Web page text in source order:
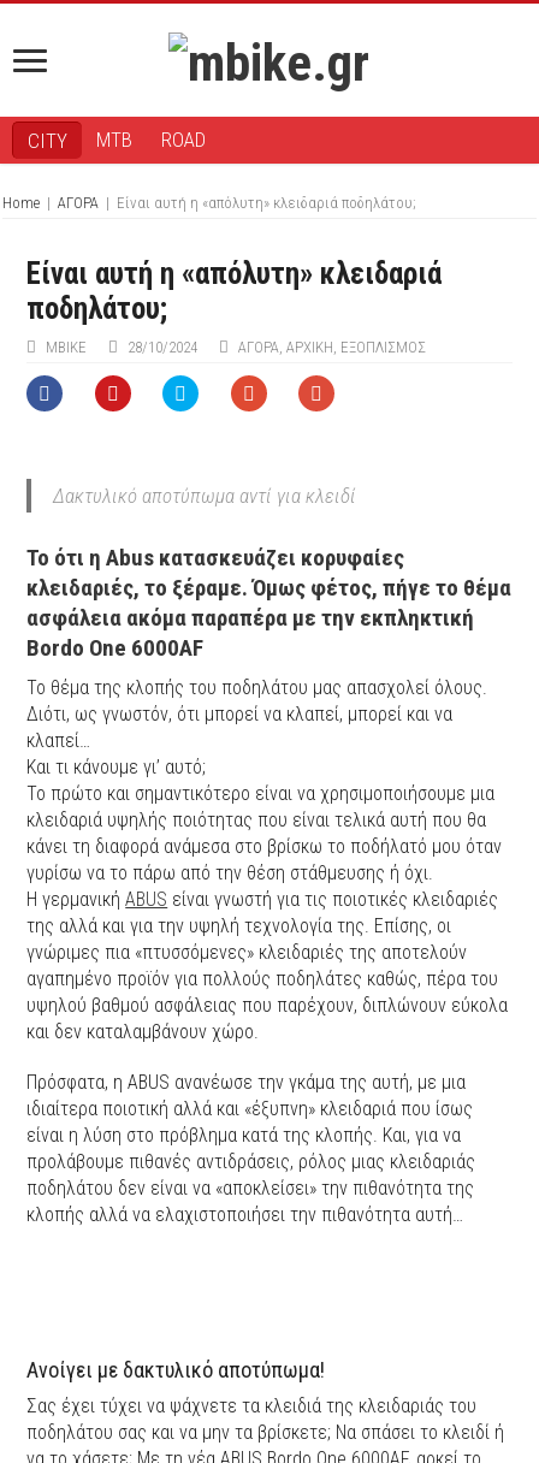
CITY MTB ROAD
Home | ΑΓΟΡΑ | Είναι αυτή η «απόλυτη» κλειδαριά ποδηλάτου;
Είναι αυτή η «απόλυτη» κλειδαριά
ποδηλάτου;
ΜΒIKE 28/10/2024 ΑΓΟΡΑ,ΑΡΧΙΚΉ, ΕΞΟΠΛΙΣΜΌΣ
Δακτυλικό αποτύπωμα αντί για κλειδί
Το ότι η Abus κατασκευάζει κορυφαίες
κλειδαριές, το ξέραμε. Όμως φέτος, πήγε το θέμα
ασφάλεια ακόμα παραπέρα με την εκπληκτική
Bordo One 6000AF
Το θέμα της κλοπής του ποδηλάτου μας απασχολεί όλους.
Διότι, ως γνωστόν, ότι μπορεί να κλαπεί, μπορεί και να
κλαπεί…
Και τι κάνουμε γι’ αυτό;
Το πρώτο και σημαντικότερο είναι να χρησιμοποιήσουμε μια
κλειδαριά υψηλής ποιότητας που είναι τελικά αυτή που θα
κάνει τη διαφορά ανάμεσα στο βρίσκω το ποδήλατό μου όταν
γυρίσω να το πάρω από την θέση στάθμευσης ή όχι.
Η γερμανικήABUS είναι γνωστή για τις ποιοτικές κλειδαριές
της αλλά και για την υψηλή τεχνολογία της. Επίσης, οι
γνώριμες πια «πτυσσόμενες» κλειδαριές της αποτελούν
αγαπημένο προϊόν για πολλούς ποδηλάτες καθώς, πέρα του
υψηλού βαθμού ασφάλειας που παρέχουν, διπλώνουν εύκολα
και δεν καταλαμβάνουν χώρο.
Πρόσφατα, η ABUS ανανέωσε την γκάμα της αυτή, με μια
ιδιαίτερα ποιοτική αλλά και «έξυπνη» κλειδαριά που ίσως
είναι η λύση στο πρόβλημα κατά της κλοπής. Και, για να
προλάβουμε πιθανές αντιδράσεις, ρόλος μιας κλειδαριάς
ποδηλάτου δεν είναι να «αποκλείσει» την πιθανότητα της
κλοπής αλλά να ελαχιστοποιήσει την πιθανότητα αυτή…
Ανοίγει με δακτυλικό αποτύπωμα!
Σας έχει τύχει να ψάχνετε τα κλειδιά της κλειδαριάς του
ποδηλάτου σας και να μην τα βρίσκετε; Να σπάσει το κλειδί ή